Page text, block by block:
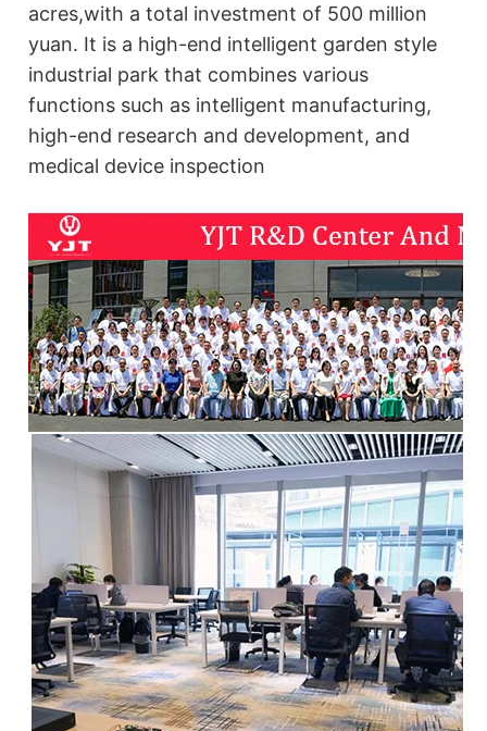
acres,with a total investment of 500 million
yuan. It is a high-end intelligent garden style
industrial park that combines various
functions such as intelligent manufacturing,
high-end research and development, and
medical device inspection